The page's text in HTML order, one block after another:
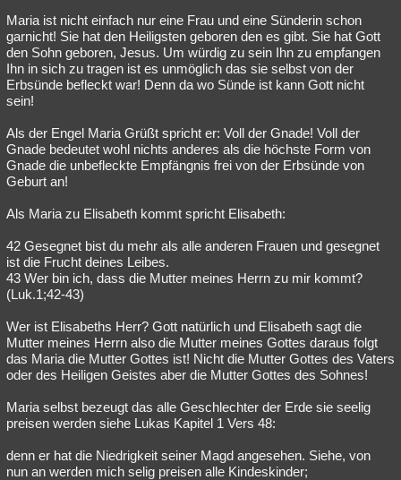
weitere Rubriken
Philosophie Träume Orte Esoterik Literatur
Astronomie Helpdesk Gruppen Gaming Filme
Musik Clash Verbesserungen Allmystery English
Übersichten
Besucht
Lesenswert Schlüsselwörter
Maria ist nicht einfach nur eine Frau und eine Sünderin schon
garnicht! Sie hat den Heiligsten geboren den es gibt. Sie hat Gott
den Sohn geboren, Jesus. Um würdig zu sein Ihn zu empfangen
Ihn in sich zu tragen ist es unmöglich das sie selbst von der
Erbsünde befleckt war! Denn da wo Sünde ist kann Gott nicht
sein!
Als der Engel Maria Grüßt spricht er: Voll der Gnade! Voll der
Gnade bedeutet wohl nichts anderes als die höchste Form von
Gnade die unbefleckte Empfängnis frei von der Erbsünde von
Geburt an!
Als Maria zu Elisabeth kommt spricht Elisabeth:
42 Gesegnet bist du mehr als alle anderen Frauen und gesegnet
ist die Frucht deines Leibes.
43 Wer bin ich, dass die Mutter meines Herrn zu mir kommt?
(Luk.1;42-43)
Wer ist Elisabeths Herr? Gott natürlich und Elisabeth sagt die
Mutter meines Herrn also die Mutter meines Gottes daraus folgt
das Maria die Mutter Gottes ist! Nicht die Mutter Gottes des Vaters
oder des Heiligen Geistes aber die Mutter Gottes des Sohnes!
Maria selbst bezeugt das alle Geschlechter der Erde sie seelig
preisen werden siehe Lukas Kapitel 1 Vers 48:
denn er hat die Niedrigkeit seiner Magd angesehen. Siehe, von
nun an werden mich selig preisen alle Kindeskinder;